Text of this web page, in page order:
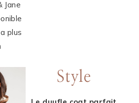
Jane
plus
Style